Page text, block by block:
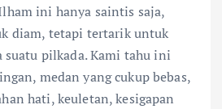
ini hanya saintis saja,
diam, tetapi tertarik untuk
suatu pilkada. Kami tahu ini
medan yang cukup bebas,
hati, keuletan, kesigapan